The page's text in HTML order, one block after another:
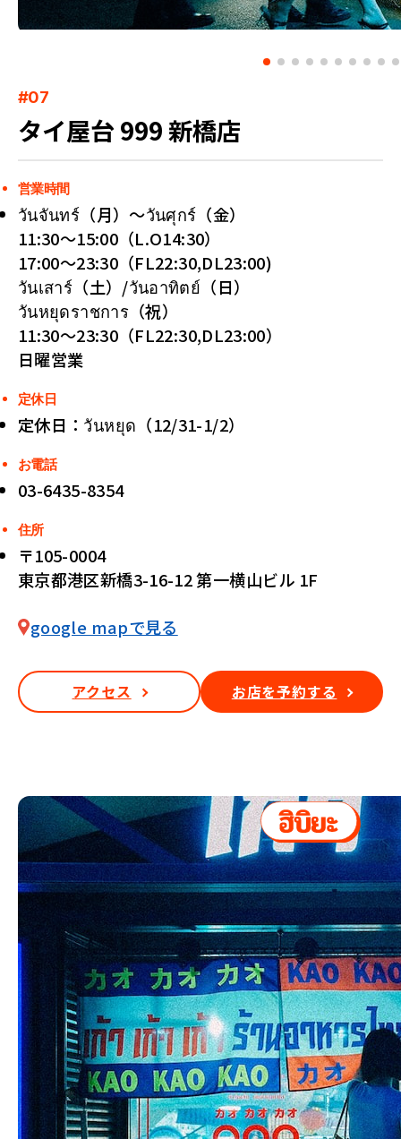
#07
タイ屋台 999 新橋店
営業時間
วันจันทร์（月）～วันศุกร์（金）
11:30～15:00（L.O14:30）
17:00～23:30（FL22:30,DL23:00)
วันเสาร์（土）/วันอาทิตย์（日）
วันหยุดราชการ（祝）
11:30〜23:30（FL22:30,DL23:00）
日曜営業
定休日
定休日：วันหยุด（12/31-1/2）
お電話
03-6435-8354
住所
〒105-0004
東京都港区新橋3-16-12 第一横山ビル 1F
google mapで見る
アクセス お店を予約する